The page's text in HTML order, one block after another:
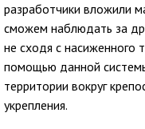
разработчики вложили
сможем наблюдать за
не сходя с насиженного
помощью данной
территории вокруг
укрепления.